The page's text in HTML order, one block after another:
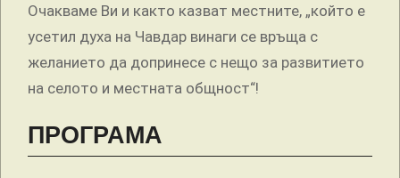
Очакваме Ви и както казват местните, „който е
усетил духа на Чавдар винаги се връща с
желанието да допринесе с нещо за развитието
на селото и местната общност“!
ПРОГРАМА